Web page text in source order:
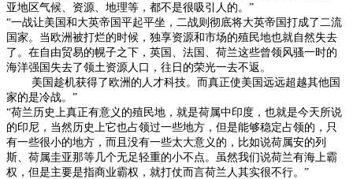
亚地区气候、资源、地理等，都不是很吸引人的。”
“一战让美国和大英帝国平起平坐，二战则彻底将大英帝国打成了二流
国家。当欧洲被打烂的时候，独享资源和市场的殖民地也就自然失去
了。在自由贸易的幌子之下，英国、法国、荷兰这些曾领风骚一时的
海洋强国失去了领土资源人口，往日的荣光一去不返。
美国趁机获得了欧洲的人才科技。而真正使美国远远超越其他国
家的是冷战。”
“荷兰历史上真正有意义的殖民地，就是荷属中印度，也就是今天所说
的印尼，当然历史上它也占领过一些地方，但是能够稳定占领的，只
有一些很小的地方，而且没有一些太大意义的，比如说荷属安的列
斯、荷属圭亚那等几个无足轻重的小不点。虽然我们说荷兰有海上霸
权，但是主要是指商业霸权，就打仗而言荷兰人其实很不行。”